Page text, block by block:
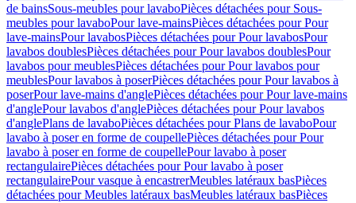
de bainsSous-meubles pour lavaboPièces détachées pour Sous-
meubles pour lavaboPour lave-mainsPièces détachées pour Pour
lave-mainsPour lavabosPièces détachées pour Pour lavabosPour
lavabos doublesPièces détachées pour Pour lavabos doublesPour
lavabos pour meublesPièces détachées pour Pour lavabos pour
meublesPour lavabos à poserPièces détachées pour Pour lavabos à
poserPour lave-mains d'anglePièces détachées pour Pour lave-mains
d'anglePour lavabos d'anglePièces détachées pour Pour lavabos
d'anglePlans de lavaboPièces détachées pour Plans de lavaboPour
lavabo à poser en forme de coupellePièces détachées pour Pour
lavabo à poser en forme de coupellePour lavabo à poser
rectangulairePièces détachées pour Pour lavabo à poser
rectangulairePour vasque à encastrerMeubles latéraux basPièces
détachées pour Meubles latéraux basMeubles latéraux basPièces